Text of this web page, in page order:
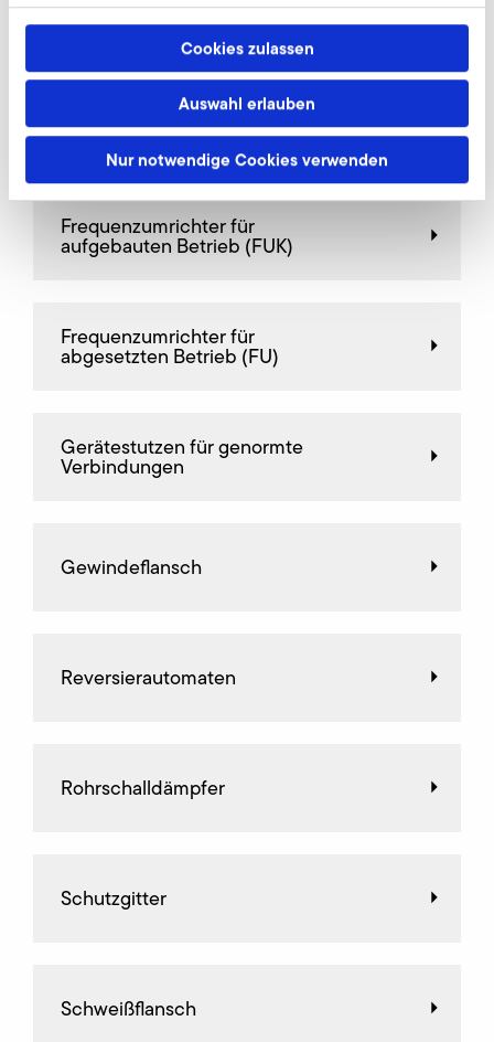
Cookies zulassen
Auswahl erlauben
Nur notwendige Cookies verwenden
Ersatzpatronen für Feinfilter
Feinfilter, Saugseite
Frequenz­umrichter für
aufgebauten Betrieb (FUK)
Frequenz­umrichter für
abgesetzten Betrieb (FU)
Gerätestutzen für genormte
Verbindungen
Gewindeflansch
Reversierautomaten
Rohrschalldämpfer
Schutzgitter
Schweißflansch